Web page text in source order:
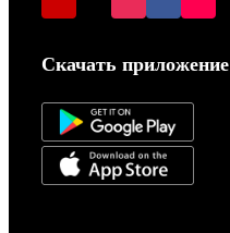
Скачать приложение